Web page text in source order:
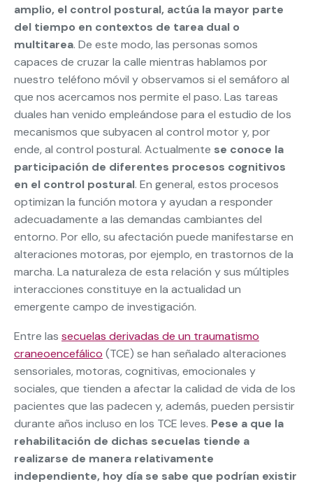
amplio, el control postural, actúa la mayor parte
del tiempo en contextos de tarea dual o
multitarea. De este modo, las personas somos
capaces de cruzar la calle mientras hablamos por
nuestro teléfono móvil y observamos si el semáforo al
que nos acercamos nos permite el paso. Las tareas
duales han venido empleándose para el estudio de los
mecanismos que subyacen al control motor y, por
ende, al control postural. Actualmente se conoce la
participación de diferentes procesos cognitivos
en el control postural. En general, estos procesos
optimizan la función motora y ayudan a responder
adecuadamente a las demandas cambiantes del
entorno. Por ello, su afectación puede manifestarse en
alteraciones motoras, por ejemplo, en trastornos de la
marcha. La naturaleza de esta relación y sus múltiples
interacciones constituye en la actualidad un
emergente campo de investigación.
Entre las secuelas derivadas de un traumatismo
craneoencefálico (TCE) se han señalado alteraciones
sensoriales, motoras, cognitivas, emocionales y
sociales, que tienden a afectar la calidad de vida de los
pacientes que las padecen y, además, pueden persistir
durante años incluso en los TCE leves. Pese a que la
rehabilitación de dichas secuelas tiende a
realizarse de manera relativamente
independiente, hoy día se sabe que podrían existir